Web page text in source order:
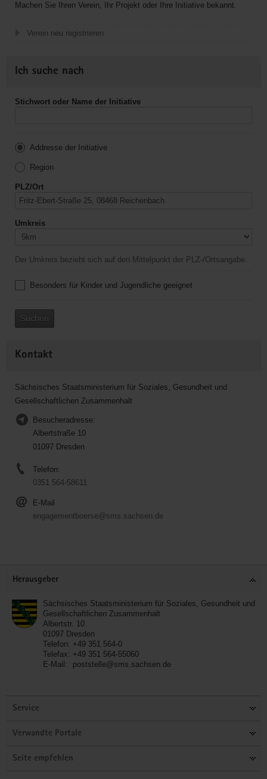
Machen Sie Ihren Verein, Ihr Projekt oder Ihre Initiative bekannt.
Verein neu registrieren
Ich suche nach
Stichwort oder Name der Initiative
Addresse der Initiative
Region
PLZ/Ort
Umkreis
Der Umkreis bezieht sich auf den Mittelpunkt der PLZ-/Ortsangabe.
Besonders für Kinder und Jugendliche geeignet
Suchen
Kontakt
Sächsisches Staatsministerium für Soziales, Gesundheit und
Gesellschaftlichen Zusammenhalt
Besucheradresse:
Albertstraße 10
01097 Dresden
Telefon:
0351 564-58611
E-Mail
engagementboerse@sms.sachsen.de
Herausgeber
Sächsisches Staatsministerium für Soziales, Gesundheit und
Gesellschaftlichen Zusammenhalt
Albertstr. 10
01097 Dresden
Telefon: +49 351 564-0
Telefax: +49 351 564-55060
E-Mail:
poststelle@sms.sachsen.de
Service
Verwandte Portale
Seite empfehlen